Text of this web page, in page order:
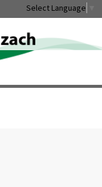
Select Language